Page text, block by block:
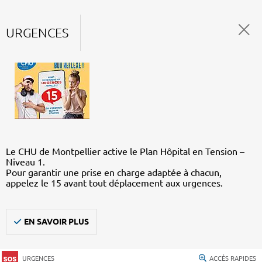
URGENCES
Le CHU de Montpellier active le Plan Hôpital en Tension –
Niveau 1.
Pour garantir une prise en charge adaptée à chacun,
appelez le 15 avant tout déplacement aux urgences.
EN SAVOIR PLUS
URGENCES ACCÈS RAPIDES